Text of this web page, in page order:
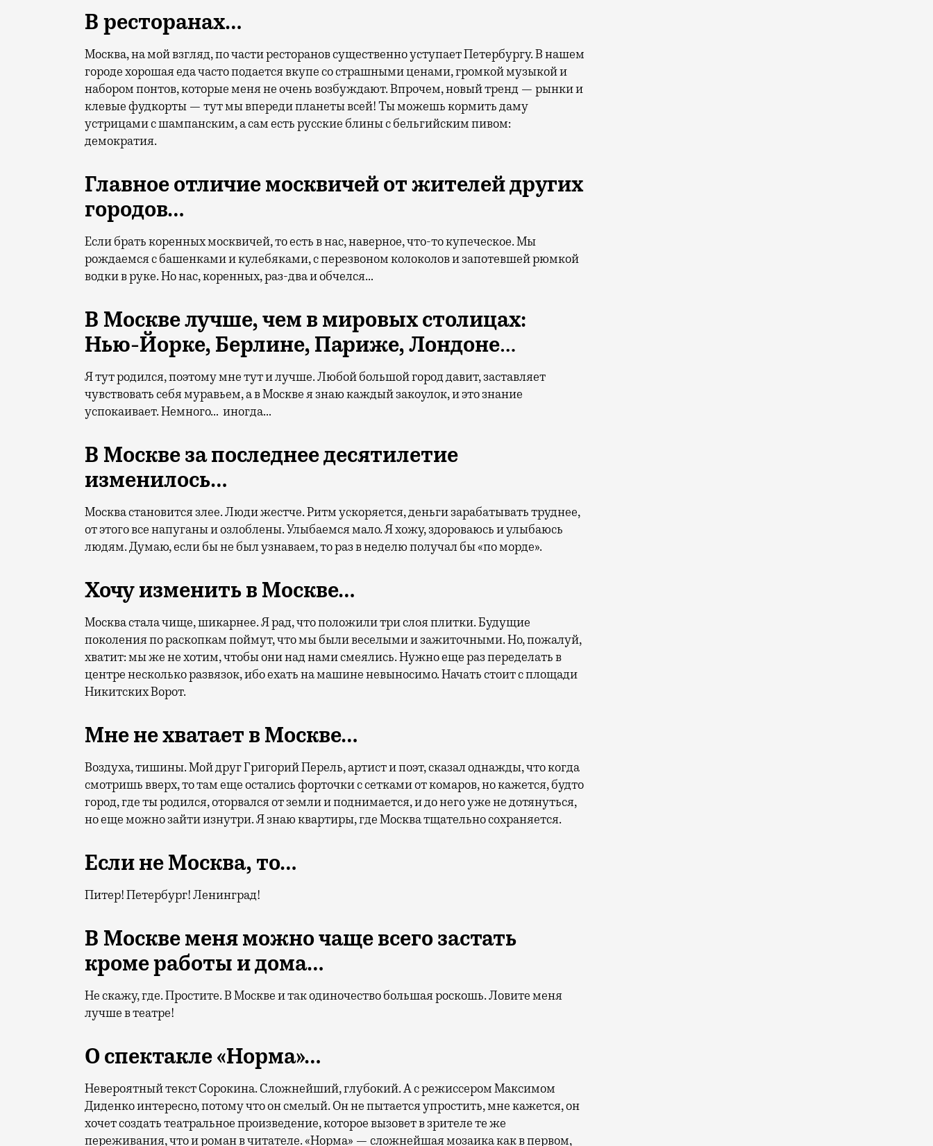
В ресторанах…
Москва, на мой взгляд, по части ресторанов существенно уступает Петербургу. В нашем
городе хорошая еда часто подается вкупе со страшными ценами, громкой музыкой и
набором понтов, которые меня не очень возбуждают. Впрочем, новый тренд — рынки и
клевые фудкорты — тут мы впереди планеты всей! Ты можешь кормить даму
устрицами с шампанским, а сам есть русские блины с бельгийским пивом:
демократия.
Главное отличие москвичей от жителей других
городов…
Если брать коренных москвичей, то есть в нас, наверное, что-то купеческое. Мы
рождаемся с башенками и кулебяками, с перезвоном колоколов и запотевшей рюмкой
водки в руке. Но нас, коренных, раз-два и обчелся…
В Москве лучше, чем в мировых столицах:
Нью-Йорке, Берлине, Париже, Лондоне…
Я тут родился, поэтому мне тут и лучше. Любой большой город давит, заставляет
чувствовать себя муравьем, а в Москве я знаю каждый закоулок, и это знание
успокаивает. Немного… иногда…
В Москве за последнее десятилетие
изменилось…
Москва становится злее. Люди жестче. Ритм ускоряется, деньги зарабатывать труднее,
от этого все напуганы и озлоблены. Улыбаемся мало. Я хожу, здороваюсь и улыбаюсь
людям. Думаю, если бы не был узнаваем, то раз в неделю получал бы «по морде».
Хочу изменить в Москве…
Москва стала чище, шикарнее. Я рад, что положили три слоя плитки. Будущие
поколения по раскопкам поймут, что мы были веселыми и зажиточными. Но, пожалуй,
хватит: мы же не хотим, чтобы они над нами смеялись. Нужно еще раз переделать в
центре несколько развязок, ибо ехать на машине невыносимо. Начать стоит с площади
Никитских Ворот.
Мне не хватает в Москве…
Воздуха, тишины. Мой друг Григорий Перель, артист и поэт, сказал однажды, что когда
смотришь вверх, то там еще остались форточки с сетками от комаров, но кажется, будто
город, где ты родился, оторвался от земли и поднимается, и до него уже не дотянуться,
но еще можно зайти изнутри. Я знаю квартиры, где Москва тщательно сохраняется.
Если не Москва, то…
Питер! Петербург! Ленинград!
В Москве меня можно чаще всего застать
кроме работы и дома…
Не скажу, где. Простите. В Москве и так одиночество большая роскошь. Ловите меня
лучше в театре!
О спектакле «Норма»…
Невероятный текст Сорокина. Сложнейший, глубокий. А с режиссером Максимом
Диденко интересно, потому что он смелый. Он не пытается упростить, мне кажется, он
хочет создать театральное произведение, которое вызовет в зрителе те же
переживания, что и роман в читателе. «Норма» — сложнейшая мозаика как в первом,